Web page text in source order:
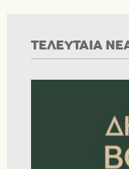
ΤΕΛΕΥΤΑΙΑ